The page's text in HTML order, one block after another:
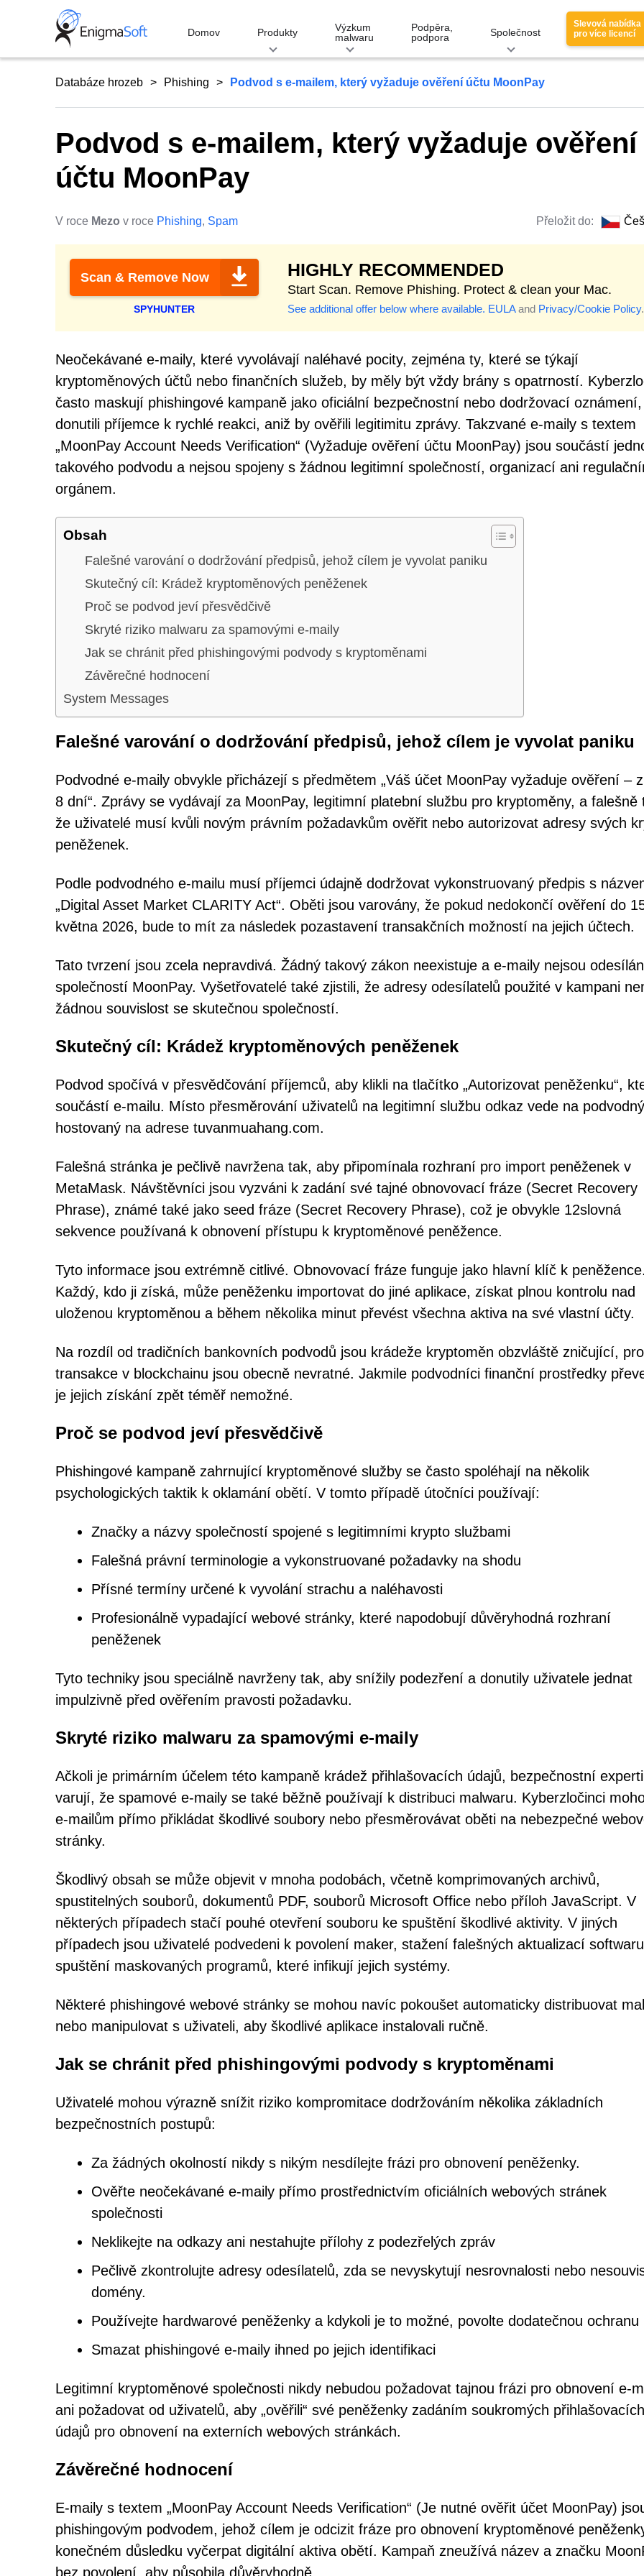
Domov Produkty
Výzkum
malwaru
Podpěra,
podpora
Společnost
Slevová nabídka
pro více licencí
Databáze hrozeb Phishing Podvod s e-mailem, který vyžaduje ověření účtu MoonPay
Podvod s e-mailem, který vyžaduje ověření
účtu MoonPay
V roce Mezo v roce Phishing, Spam Přeložit do:
Scan & Remove Now
SPYHUNTER
HIGHLY RECOMMENDED
Start Scan. Remove Phishing. Protect & clean your Mac.
See additional offer below where available. EULAand Privacy/Cookie Policy.
Neočekávané e-maily, které vyvolávají naléhavé pocity, zejména ty, které se týkají
kryptoměnových účtů nebo finančních služeb, by měly být vždy brány s opatrností.
často maskují phishingové kampaně jako oficiální bezpečnostní nebo dodržovací
donutili příjemce k rychlé reakci, aniž by ověřili legitimitu zprávy. Takzvané e-maily s textem
„MoonPay Account Needs Verification“ (Vyžaduje ověření účtu MoonPay) jsou součástí
takového podvodu a nejsou spojeny s žádnou legitimní společností, organizací ani
orgánem.
Obsah
Falešné varování o dodržování předpisů, jehož cílem je vyvolat paniku
Skutečný cíl: Krádež kryptoměnových peněženek
Proč se podvod jeví přesvědčivě
Skryté riziko malwaru za spamovými e-maily
Jak se chránit před phishingovými podvody s kryptoměnami
Závěrečné hodnocení
System Messages
Falešné varování o dodržování předpisů, jehož cílem je vyvolat paniku
Podvodné e-maily obvykle přicházejí s předmětem „Váš účet MoonPay vyžaduje ověření –
8 dní“. Zprávy se vydávají za MoonPay, legitimní platební službu pro kryptoměny, a falešně
že uživatelé musí kvůli novým právním požadavkům ověřit nebo autorizovat adresy svých
peněženek.
Podle podvodného e-mailu musí příjemci údajně dodržovat vykonstruovaný předpis s
„Digital Asset Market CLARITY Act“. Oběti jsou varovány, že pokud nedokončí ověření do
května 2026, bude to mít za následek pozastavení transakčních možností na jejich účtech.
Tato tvrzení jsou zcela nepravdivá. Žádný takový zákon neexistuje a e-maily nejsou
společností MoonPay. Vyšetřovatelé také zjistili, že adresy odesílatelů použité v kampani
žádnou souvislost se skutečnou společností.
Skutečný cíl: Krádež kryptoměnových peněženek
Podvod spočívá v přesvědčování příjemců, aby klikli na tlačítko „Autorizovat peněženku“,
součástí e-mailu. Místo přesměrování uživatelů na legitimní službu odkaz vede na
hostovaný na adrese tuvanmuahang.com.
Falešná stránka je pečlivě navržena tak, aby připomínala rozhraní pro import peněženek v
MetaMask. Návštěvníci jsou vyzváni k zadání své tajné obnovovací fráze (Secret Recovery
Phrase), známé také jako seed fráze (Secret Recovery Phrase), což je obvykle 12slovná
sekvence používaná k obnovení přístupu k kryptoměnové peněžence.
Tyto informace jsou extrémně citlivé. Obnovovací fráze funguje jako hlavní klíč k peněžence.
Každý, kdo ji získá, může peněženku importovat do jiné aplikace, získat plnou kontrolu nad
uloženou kryptoměnou a během několika minut převést všechna aktiva na své vlastní účty.
Na rozdíl od tradičních bankovních podvodů jsou krádeže kryptoměn obzvláště zničující,
transakce v blockchainu jsou obecně nevratné. Jakmile podvodníci finanční prostředky
je jejich získání zpět téměř nemožné.
Proč se podvod jeví přesvědčivě
Phishingové kampaně zahrnující kryptoměnové služby se často spoléhají na několik
psychologických taktik k oklamání obětí. V tomto případě útočníci používají:
Značky a názvy společností spojené s legitimními krypto službami
Falešná právní terminologie a vykonstruované požadavky na shodu
Přísné termíny určené k vyvolání strachu a naléhavosti
Profesionálně vypadající webové stránky, které napodobují důvěryhodná rozhraní
peněženek
Tyto techniky jsou speciálně navrženy tak, aby snížily podezření a donutily uživatele jednat
impulzivně před ověřením pravosti požadavku.
Skryté riziko malwaru za spamovými e-maily
Ačkoli je primárním účelem této kampaně krádež přihlašovacích údajů, bezpečnostní experti
varují, že spamové e-maily se také běžně používají k distribuci malwaru. Kyberzločinci
e-mailům přímo přikládat škodlivé soubory nebo přesměrovávat oběti na nebezpečné
stránky.
Škodlivý obsah se může objevit v mnoha podobách, včetně komprimovaných archivů,
spustitelných souborů, dokumentů PDF, souborů Microsoft Office nebo příloh JavaScript. V
některých případech stačí pouhé otevření souboru ke spuštění škodlivé aktivity. V jiných
případech jsou uživatelé podvedeni k povolení maker, stažení falešných aktualizací
spuštění maskovaných programů, které infikují jejich systémy.
Některé phishingové webové stránky se mohou navíc pokoušet automaticky distribuovat
nebo manipulovat s uživateli, aby škodlivé aplikace instalovali ručně.
Jak se chránit před phishingovými podvody s kryptoměnami
Uživatelé mohou výrazně snížit riziko kompromitace dodržováním několika základních
bezpečnostních postupů:
Za žádných okolností nikdy s nikým nesdílejte frázi pro obnovení peněženky.
Ověřte neočekávané e-maily přímo prostřednictvím oficiálních webových stránek
společnosti
Neklikejte na odkazy ani nestahujte přílohy z podezřelých zpráv
Pečlivě zkontrolujte adresy odesílatelů, zda se nevyskytují nesrovnalosti nebo
domény.
Používejte hardwarové peněženky a kdykoli je to možné, povolte dodatečnou ochranu
Smazat phishingové e-maily ihned po jejich identifikaci
Legitimní kryptoměnové společnosti nikdy nebudou požadovat tajnou frázi pro obnovení e-
ani požadovat od uživatelů, aby „ověřili“ své peněženky zadáním soukromých přihlašovacích
údajů pro obnovení na externích webových stránkách.
Závěrečné hodnocení
E-maily s textem „MoonPay Account Needs Verification“ (Je nutné ověřit účet MoonPay)
phishingovým podvodem, jehož cílem je odcizit fráze pro obnovení kryptoměnové
konečném důsledku vyčerpat digitální aktiva obětí. Kampaň zneužívá název a značku
bez povolení, aby působila důvěryhodně.